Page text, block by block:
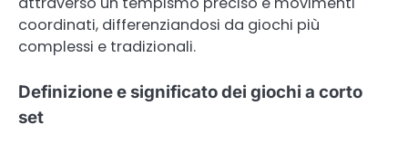
coordinati, differenziandosi da giochi più
complessi e tradizionali.
Definizione e significato dei giochi a corto
set